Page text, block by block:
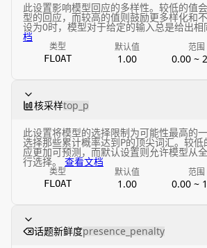
此设置影响模型回应的多样性。较低的值
型的回应，而较高的值则鼓励更多样化和
设为0时，模型对于给定的输入总是给出相
档
类型
FLOAT
默认值
1.00
范围
0.00 ~
核采样top_p
此设置将模型的选择限制为可能性最高的
选择那些累计概率达到P的顶尖词汇。较
应更加可预测，而默认设置则允许模型从
行选择。 查看文档
类型
FLOAT
默认值
1.00
范围
0.00 ~
话题新鲜度presence_penalty